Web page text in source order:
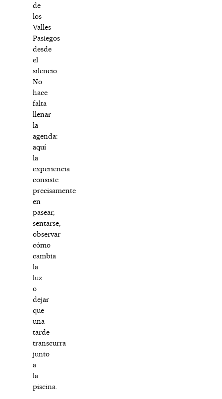
de
los
Valles
Pasiegos
desde
el
silencio.
No
hace
falta
llenar
la
agenda:
aquí
la
experiencia
consiste
precisamente
en
pasear,
sentarse,
observar
cómo
cambia
la
luz
o
dejar
que
una
tarde
transcurra
junto
a
la
piscina.